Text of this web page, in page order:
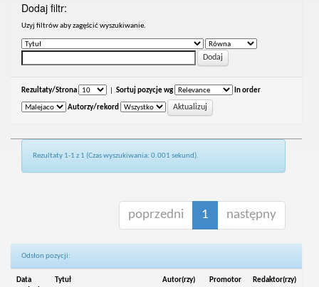
Dodaj filtr:
Uzyj filtrów aby zagęścić wyszukiwanie.
Rezultaty/Strona Sortuj pozycje wg In order
Autorzy/rekord
Rezultaty 1-1 z 1 (Czas wyszukiwania: 0.001 sekund).
poprzedni 1 następny
Odsłon pozycji:
Data Tytuł Autor(rzy) Promotor Redaktor(rzy)